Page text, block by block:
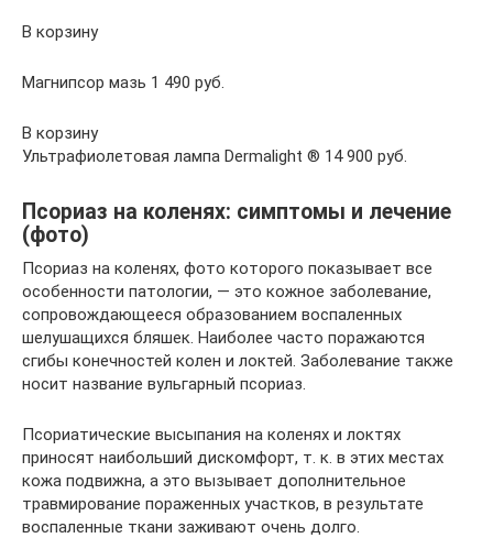
В корзину
Магнипсор мазь 1 490 руб.
В корзину
Ультрафиолетовая лампа Dermalight ® 14 900 руб.
Псориаз на коленях: симптомы и лечение
(фото)
Псориаз на коленях, фото которого показывает все
особенности патологии, — это кожное заболевание,
сопровождающееся образованием воспаленных
шелушащихся бляшек. Наиболее часто поражаются
сгибы конечностей колен и локтей. Заболевание также
носит название вульгарный псориаз.
Псориатические высыпания на коленях и локтях
приносят наибольший дискомфорт, т. к. в этих местах
кожа подвижна, а это вызывает дополнительное
травмирование пораженных участков, в результате
воспаленные ткани заживают очень долго.